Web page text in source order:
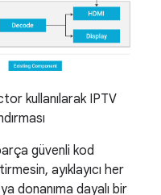
kullanılarak IPTV
güvenli kod
ayıklayıcı her
donanıma dayalı bir